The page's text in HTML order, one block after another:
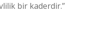
bir kaderdir.”